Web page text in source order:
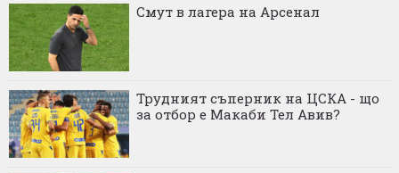
Смут в лагера на Арсенал
Трудният съперник на ЦСКА - що
за отбор е Макаби Тел Авив?